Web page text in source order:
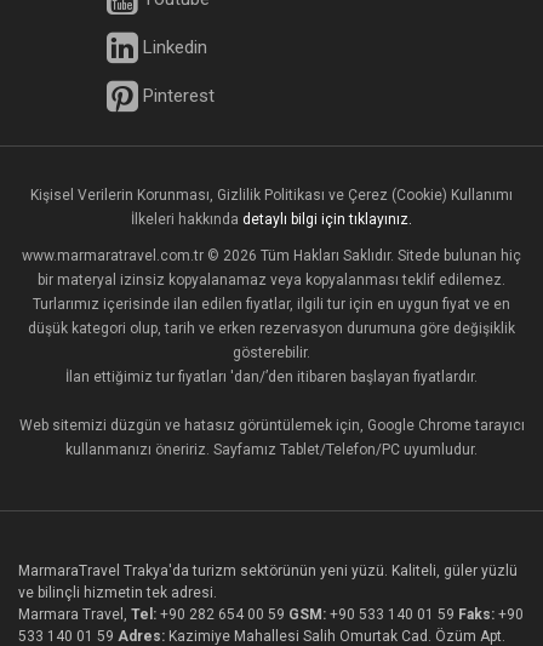
Linkedin
Pinterest
Kişisel Verilerin Korunması, Gizlilik Politikası ve Çerez (Cookie) Kullanımı
İlkeleri hakkında detaylı bilgi için tıklayınız.
www.marmaratravel.com.tr © 2026 Tüm Hakları Saklıdır. Sitede bulunan hiç
bir materyal izinsiz kopyalanamaz veya kopyalanması teklif edilemez.
Turlarımız içerisinde ilan edilen fiyatlar, ilgili tur için en uygun fiyat ve en
düşük kategori olup, tarih ve erken rezervasyon durumuna göre değişiklik
gösterebilir.
İlan ettiğimiz tur fiyatları 'dan/’den itibaren başlayan fiyatlardır.
Web sitemizi düzgün ve hatasız görüntülemek için, Google Chrome tarayıcı
kullanmanızı öneririz. Sayfamız Tablet/Telefon/PC uyumludur.
MarmaraTravel Trakya'da turizm sektörünün yeni yüzü. Kaliteli, güler yüzlü
ve bilinçli hizmetin tek adresi.
Marmara Travel, Tel: +90 282 654 00 59 GSM: +90 533 140 01 59 Faks: +90
533 140 01 59 Adres: Kazimiye Mahallesi Salih Omurtak Cad. Özüm Apt.